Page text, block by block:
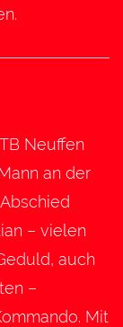
Neuffen
an der
– vielen
auch
–
Mit